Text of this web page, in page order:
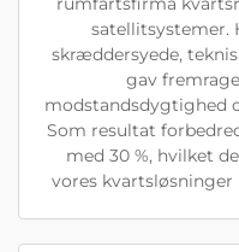
satellitsystemer.
skræddersyede,
gav
modstandsdygtighed
Som resultat
med 30 %, hvilket
vores